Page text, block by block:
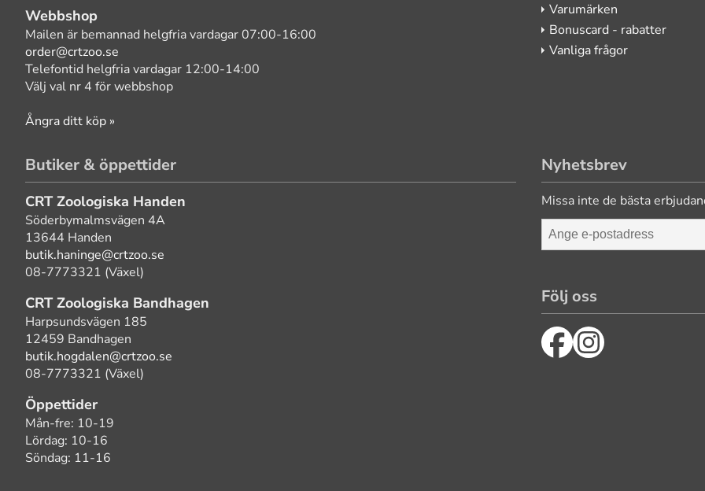
Webbshop
Mailen är bemannad helgfria vardagar 07:00-16:00
order@crtzoo.se
Telefontid helgfria vardagar 12:00-14:00
Välj val nr 4 för webbshop
Ångra ditt köp »
Varumärken
Bonuscard - rabatter
Vanliga frågor
Butiker & öppettider
CRT Zoologiska Handen
Söderbymalmsvägen 4A
13644 Handen
butik.haninge@crtzoo.se
08-7773321 (Växel)
CRT Zoologiska Bandhagen
Harpsundsvägen 185
12459 Bandhagen
butik.hogdalen@crtzoo.se
08-7773321 (Växel)
Öppettider
Mån-fre: 10-19
Lördag: 10-16
Söndag: 11-16
Nyhetsbrev
Missa inte de bästa
Följ oss